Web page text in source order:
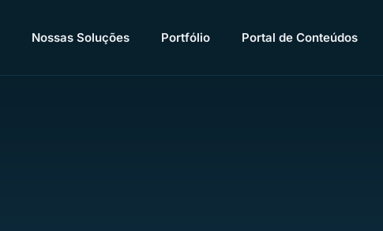
Nossas Soluções Portfólio Portal de Conteúdos